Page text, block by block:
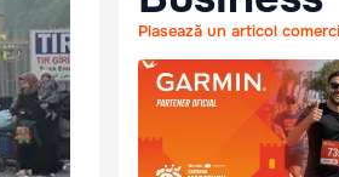
Plasează un articol